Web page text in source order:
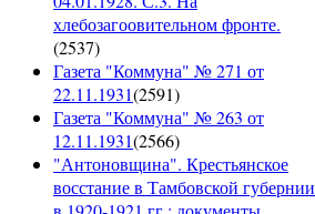
хлебозагоовительном фронте.
(2537)
Газета "Коммуна" № 271 от
22.11.1931(2591)
Газета "Коммуна" № 263 от
12.11.1931(2566)
"Антоновщина". Крестьянское
восстание в Тамбовской губернии